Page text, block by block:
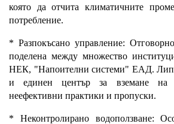
която да отчита климатичните
потребление.
* Разпокъсано управление:
поделена между множество
НЕК, "Напоителни системи" ЕАД.
и единен център за вземане
неефективни практики и пропуски.
* Неконтролирано водоползване: